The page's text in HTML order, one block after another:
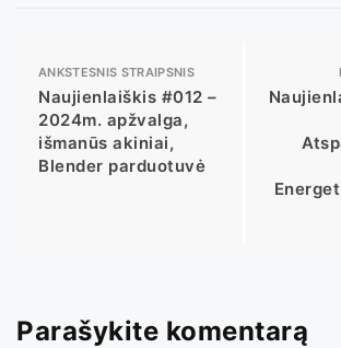
ANKSTESNIS STRAIPSNIS
Naujienlaiškis #012 –
2024m. apžvalga,
išmanūs akiniai,
Blender parduotuvė
Parašykite komentarą